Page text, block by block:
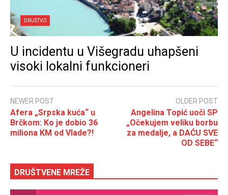
DRUŠTVO
U incidentu u Višegradu uhapšeni
visoki lokalni funkcioneri
NEWER POST
Afera „Srpska kuća“ u
Brčkom: Ko je dobio 36
miliona KM od Vlade?!
OLDER POST
Angelina Topić uoči SP
„Očekujem veliku borbu
za medalje, a DAĆU SVE
OD SEBE“
DRUŠTVENE MREŽE